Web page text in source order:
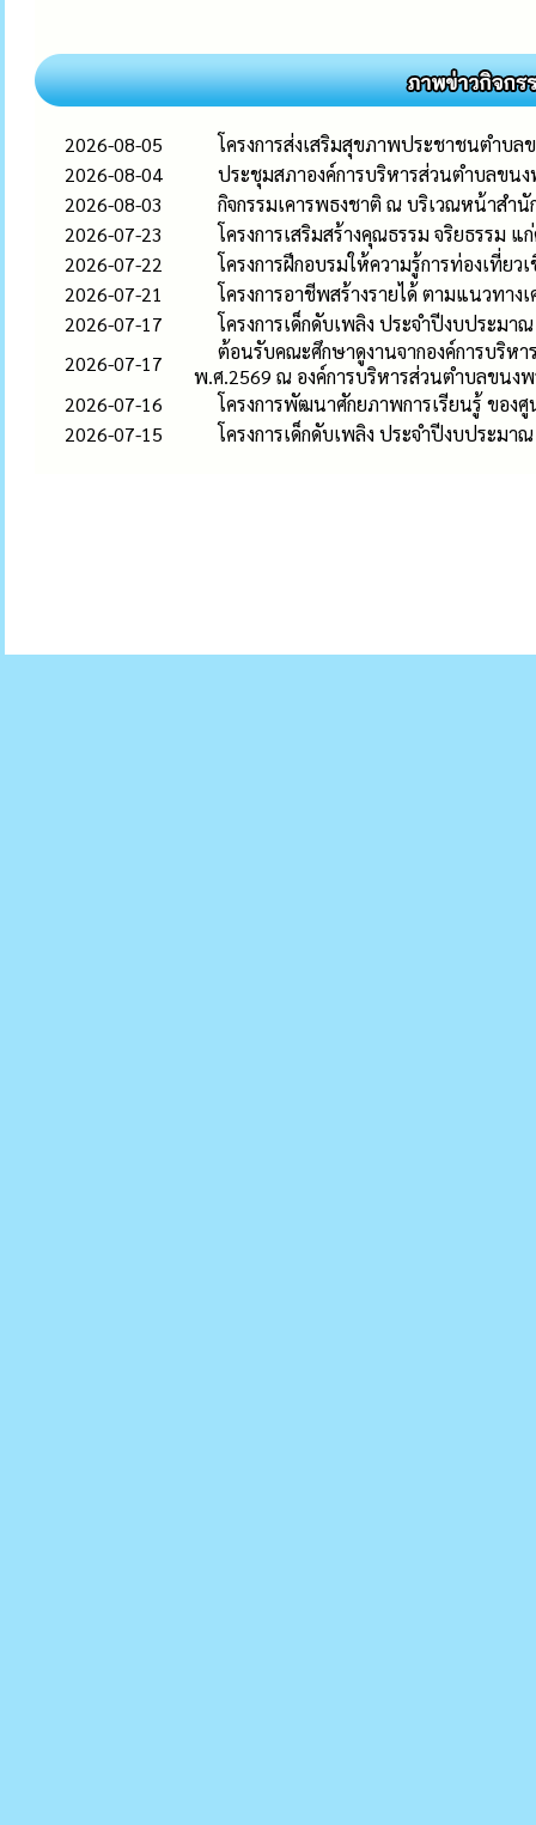
2026-08-05
โครงการส่งเสริมสุขภาพประชาชนตำบ
2026-08-04
ประชุมสภาองค์การบริหารส่วนตำบลขน
2026-08-03
กิจกรรมเคารพธงชาติ ณ บริเวณหน้าสำ
2026-07-23
โครงการเสริมสร้างคุณธรรม จริยธรรม
2026-07-22
โครงการฝึกอบรมให้ความรู้การท่องเที่ย
2026-07-21
โครงการอาชีพสร้างรายได้ ตามแนวทา
2026-07-17
โครงการเด็กดับเพลิง ประจำปีงบประม
2026-07-17
ต้อนรับคณะศึกษาดูงานจากองค์การบริห
พ.ศ.2569 ณ องค์การบริหารส่วนตำบลขนง
2026-07-16
โครงการพัฒนาศักยภาพการเรียนรู้ ของ
2026-07-15
โครงการเด็กดับเพลิง ประจำปีงบประมา